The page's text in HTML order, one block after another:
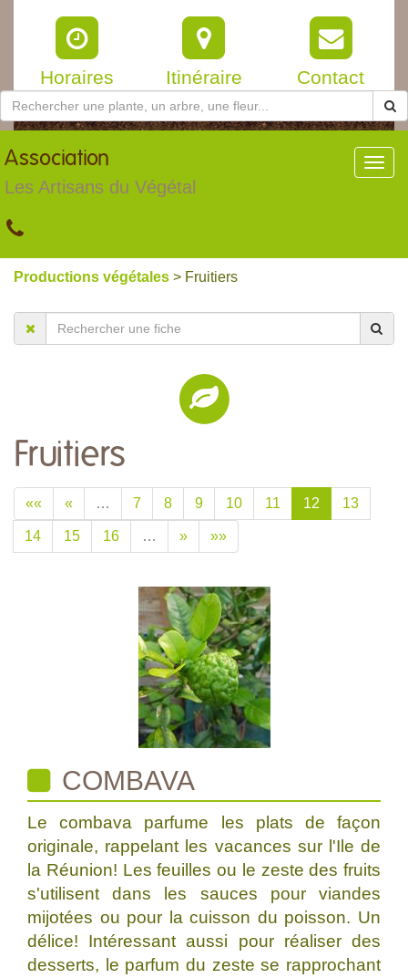
Horaires Itinéraire Contact
Association
Les Artisans du Végétal
Productions végétales > Fruitiers
Fruitiers
«« « … 7 8 9 10 11 12 13
14 15 16 … » »»
COMBAVA
Le combava parfume les plats de façon
originale, rappelant les vacances sur l'Ile de
la Réunion! Les feuilles ou le zeste des fruits
s'utilisent dans les sauces pour viandes
mijotées ou pour la cuisson du poisson. Un
délice! Intéressant aussi pour réaliser des
desserts, le parfum du zeste se rapprochant